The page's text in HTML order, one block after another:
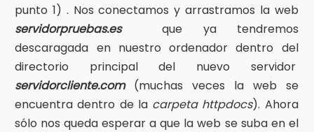
punto 1) . Nos conectamos y arrastramos la web
servidorpruebas.esque ya tendremos
descaragada en nuestro ordenador dentro del
directorio principal del nuevo servidor
servidorcliente.com(muchas veces la web se
encuentra dentro de lacarpeta httpdocs). Ahora
sólo nos queda esperar a que la web se suba en el